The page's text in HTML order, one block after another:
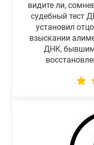
видите ли,
судебный тест
установил
взыскании
ДНК, бывшим